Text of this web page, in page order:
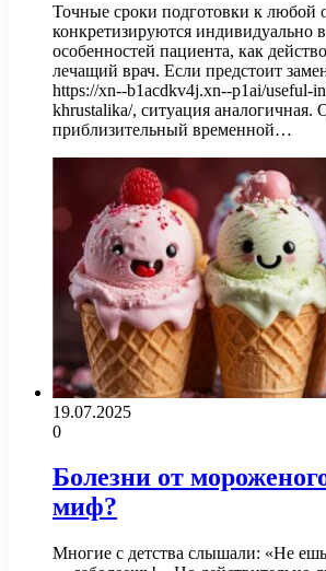
Точные сроки подготовки к любой
конкретизируются индивидуально
особенностей пациента, как
лечащий врач. Если предстоит
https://xn--b1acdkv4j.xn--p1ai/useful-
khrustalika/, ситуация аналогичная.
приблизительный временной…
19.07.2025
0
Болезни от
миф?
Многие с детства слышали: «Не